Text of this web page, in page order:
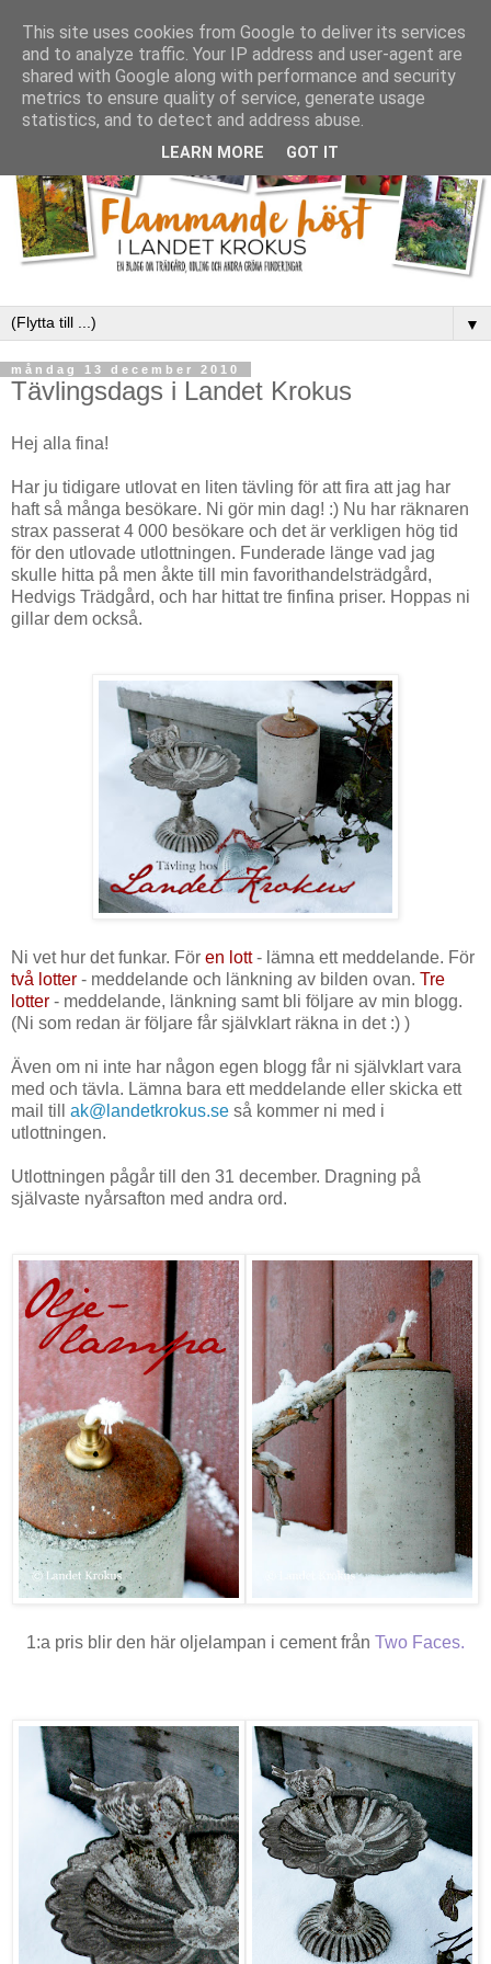
▼
måndag 13 december 2010
Tävlingsdags i Landet Krokus
Hej alla fina!
Har ju tidigare utlovat en liten tävling för att fira att jag har
haft så många besökare. Ni gör min dag! :) Nu har räknaren
strax passerat 4 000 besökare och det är verkligen hög tid
för den utlovade utlottningen. Funderade länge vad jag
skulle hitta på men åkte till min favorithandelsträdgård,
Hedvigs Trädgård, och har hittat tre finfina priser. Hoppas ni
gillar dem också.
Ni vet hur det funkar. För en lott- lämna ett meddelande. För
två lotter - meddelande och länkning av bilden ovan. Tre
lotter - meddelande, länkning samt bli följare av min blogg.
(Ni som redan är följare får självklart räkna in det :) )
Även om ni inte har någon egen blogg får ni självklart vara
med och tävla. Lämna bara ett meddelande eller skicka ett
mail till ak@landetkrokus.se så kommer ni med i
utlottningen.
Utlottningen pågår till den 31 december. Dragning på
självaste nyårsafton med andra ord.
1:a pris blir den här oljelampan i cement från Two Faces.
This site uses cookies from Google to deliver its services
and to analyze traffic. Your IP address and user-agent are
shared with Google along with performance and security
metrics to ensure quality of service, generate usage
statistics, and to detect and address abuse.
LEARN MORE GOT IT